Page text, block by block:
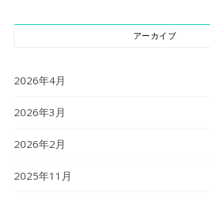
アーカイブ
2026年4月
2026年3月
2026年2月
2025年11月